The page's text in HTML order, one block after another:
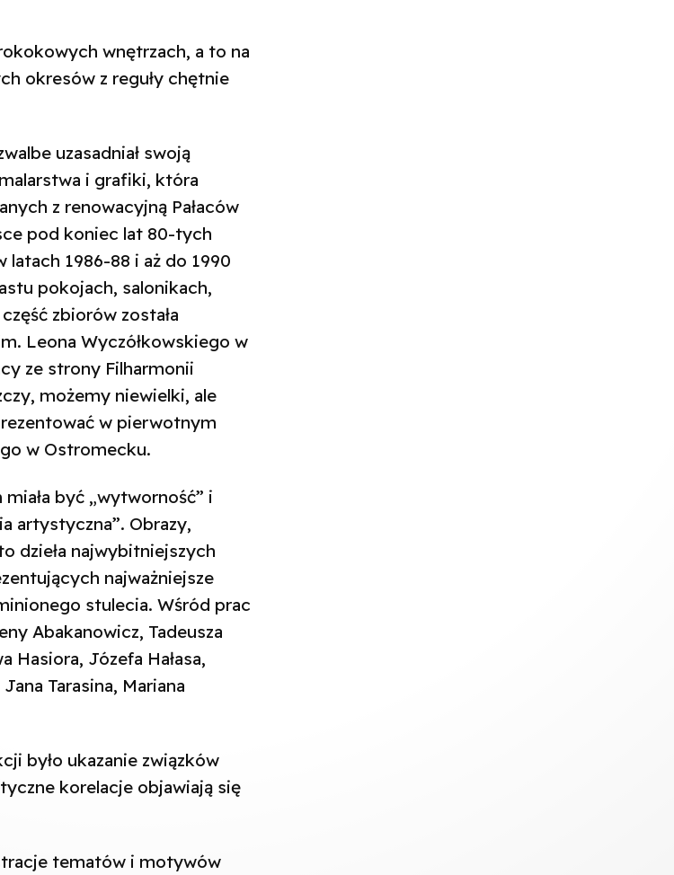
wnętrzach, a to na
okresów z reguły chętnie
uzasadniał swoją
i grafiki, która
z renowacyjną Pałaców
pod koniec lat 80-tych
latach 1986-88 i aż do 1990
pokojach, salonikach,
zbiorów została
Leona Wyczółkowskiego w
ze strony Filharmonii
możemy niewielki, ale
w pierwotnym
w Ostromecku.
być „wytworność” i
artystyczna”. Obrazy,
dzieła najwybitniejszych
najważniejsze
stulecia. Wśród prac
Abakanowicz, Tadeusza
Hasiora, Józefa Hałasa,
Tarasina, Mariana
było ukazanie związków
korelacje objawiają się
tematów i motywów